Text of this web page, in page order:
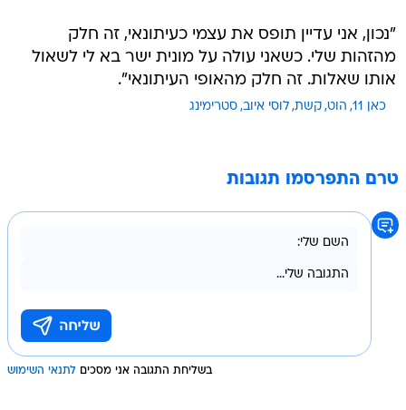
"נכון, אני עדיין תופס את עצמי כעיתונאי, זה חלק
מהזהות שלי. כשאני עולה על מונית ישר בא לי לשאול
אותו שאלות. זה חלק מהאופי העיתונאי".
כאן 11 הוט קשת לוסי איוב סטרימינג
טרם התפרסמו תגובות
בשליחת התגובה אני מסכים לתנאי השימוש